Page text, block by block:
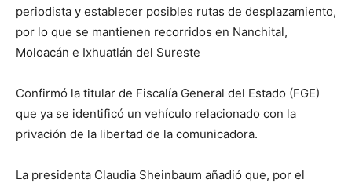
periodista y establecer posibles rutas de desplazamiento,
por lo que se mantienen recorridos en Nanchital,
Moloacán e Ixhuatlán del Sureste
Confirmó la titular de Fiscalía General del Estado (FGE)
que ya se identificó un vehículo relacionado con la
privación de la libertad de la comunicadora.
La presidenta Claudia Sheinbaum añadió que, por el